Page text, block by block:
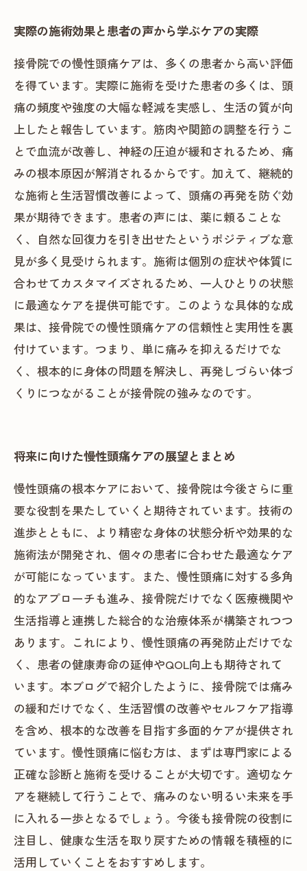
実際の施術効果と患者の声から学ぶケアの実際
接骨院での慢性頭痛ケアは、多くの患者から高い評価
を得ています。実際に施術を受けた患者の多くは、頭
痛の頻度や強度の大幅な軽減を実感し、生活の質が向
上したと報告しています。筋肉や関節の調整を行うこ
とで血流が改善し、神経の圧迫が緩和されるため、痛
みの根本原因が解消されるからです。加えて、継続的
な施術と生活習慣改善によって、頭痛の再発を防ぐ効
果が期待できます。患者の声には、薬に頼ることな
く、自然な回復力を引き出せたというポジティブな意
見が多く見受けられます。施術は個別の症状や体質に
合わせてカスタマイズされるため、一人ひとりの状態
に最適なケアを提供可能です。このような具体的な成
果は、接骨院での慢性頭痛ケアの信頼性と実用性を裏
付けています。つまり、単に痛みを抑えるだけでな
く、根本的に身体の問題を解決し、再発しづらい体づ
くりにつながることが接骨院の強みなのです。
将来に向けた慢性頭痛ケアの展望とまとめ
慢性頭痛の根本ケアにおいて、接骨院は今後さらに重
要な役割を果たしていくと期待されています。技術の
進歩とともに、より精密な身体の状態分析や効果的な
施術法が開発され、個々の患者に合わせた最適なケア
が可能になっています。また、慢性頭痛に対する多角
的なアプローチも進み、接骨院だけでなく医療機関や
生活指導と連携した総合的な治療体系が構築されつつ
あります。これにより、慢性頭痛の再発防止だけでな
く、患者の健康寿命の延伸やQOL向上も期待されて
います。本ブログで紹介したように、接骨院では痛み
の緩和だけでなく、生活習慣の改善やセルフケア指導
を含め、根本的な改善を目指す多面的ケアが提供され
ています。慢性頭痛に悩む方は、まずは専門家による
正確な診断と施術を受けることが大切です。適切なケ
アを継続して行うことで、痛みのない明るい未来を手
に入れる一歩となるでしょう。今後も接骨院の役割に
注目し、健康な生活を取り戻すための情報を積極的に
活用していくことをおすすめします。